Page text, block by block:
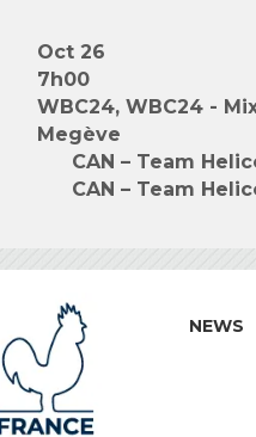
Oct 26
7h00
WBC24, WBC24 -
Megève
CAN – Team
CAN – Team
NEWS